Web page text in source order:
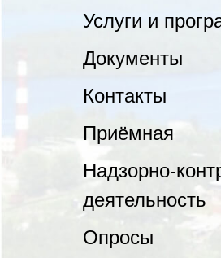
Услуги и
Документы
Контакты
Приёмная
Надзорно-
деятельность
Опросы